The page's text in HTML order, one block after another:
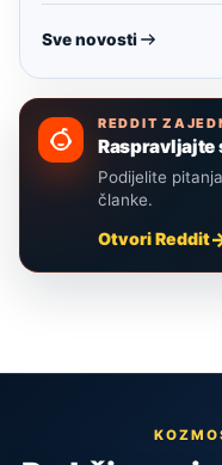
Sve novosti
REDDIT
Raspravljajte
Podijelite
članke.
Otvori Reddit